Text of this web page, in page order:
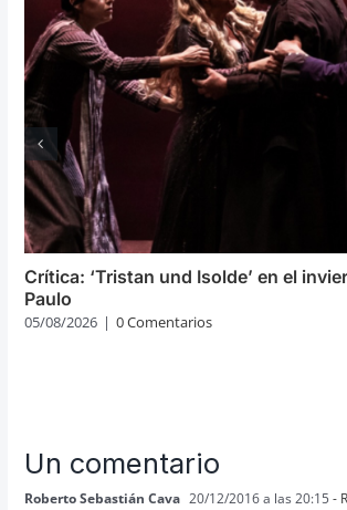
Crítica: ‘Tristan und Isolde’ en el
Paulo
05/08/2026 | 0 Comentarios
Un comentario
Roberto Sebastián Cava 20/12/2016 a las 20:15-